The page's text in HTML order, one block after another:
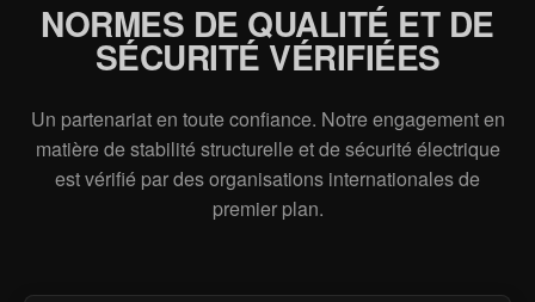
NORMES DE QUALITÉ ET DE
SÉCURITÉ VÉRIFIÉES
Un partenariat en toute confiance. Notre engagement en
matière de stabilité structurelle et de sécurité électrique
est vérifié par des organisations internationales de
premier plan.